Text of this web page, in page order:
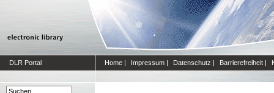
DLR Portal Home | Impressum | Datenschutz | Barrierefreiheit |